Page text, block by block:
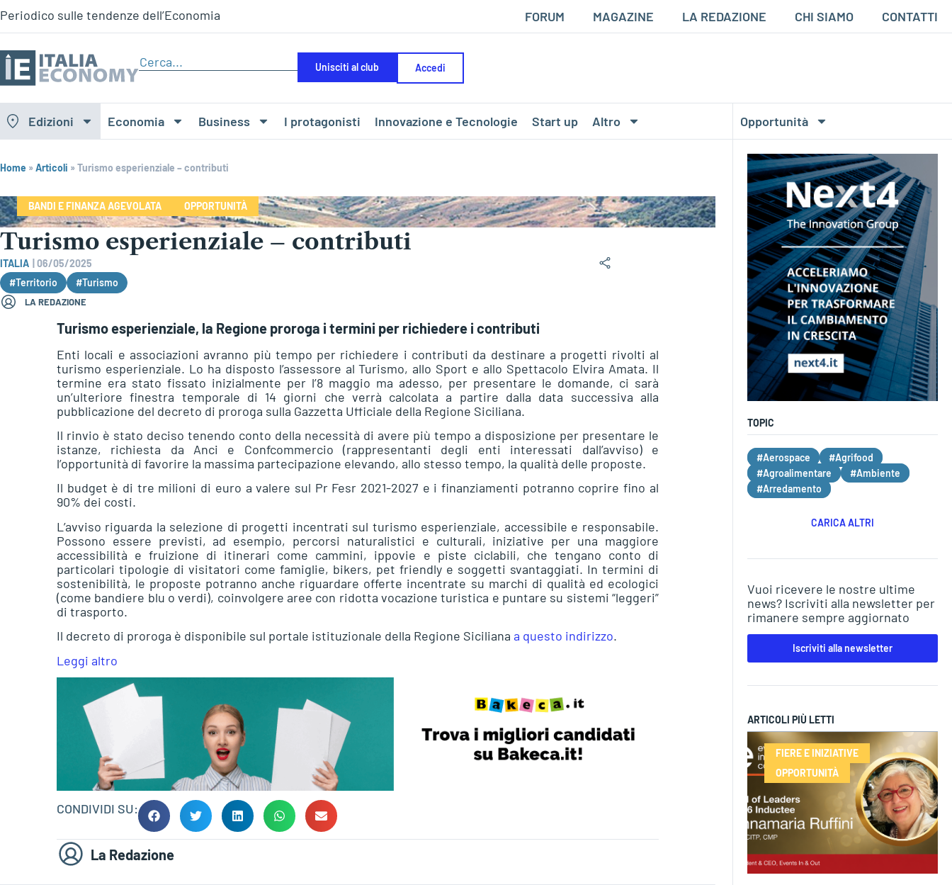
Periodico sulle tendenze dell’Economia FORUM MAGAZINE LA REDAZIONE CHI SIAMO CONTATTI
Unisciti al club Accedi
Edizioni Economia Business I protagonisti Innovazione e Tecnologie Start up Altro Opportunità
Home »Articoli »Turismo esperienziale – contributi
BANDI E FINANZA AGEVOLATA OPPORTUNITÀ
Turismo esperienziale – contributi
ITALIA
06/05/2025
#Territorio
#Turismo
LA REDAZIONE
Turismo esperienziale, la Regione proroga i termini per richiedere i contributi
Enti locali e associazioni avranno più tempo per richiedere i contributi da destinare a progetti rivolti al
turismo esperienziale. Lo ha disposto l’assessore al Turismo, allo Sport e allo Spettacolo Elvira Amata. Il
termine era stato fissato inizialmente per l’8 maggio ma adesso, per presentare le domande, ci sarà
un’ulteriore finestra temporale di 14 giorni che verrà calcolata a partire dalla data successiva alla
pubblicazione del decreto di proroga sulla Gazzetta Ufficiale della Regione Siciliana.
Il rinvio è stato deciso tenendo conto della necessità di avere più tempo a disposizione per presentare le
istanze, richiesta da Anci e Confcommercio (rappresentanti degli enti interessati dall’avviso) e
l’opportunità di favorire la massima partecipazione elevando, allo stesso tempo, la qualità delle proposte.
Il budget è di tre milioni di euro a valere sul Pr Fesr 2021-2027 e i finanziamenti potranno coprire fino al
90% dei costi.
L’avviso riguarda la selezione di progetti incentrati sul turismo esperienziale, accessibile e responsabile.
Possono essere previsti, ad esempio, percorsi naturalistici e culturali, iniziative per una maggiore
accessibilità e fruizione di itinerari come cammini, ippovie e piste ciclabili, che tengano conto di
particolari tipologie di visitatori come famiglie, bikers, pet friendly e soggetti svantaggiati. In termini di
sostenibilità, le proposte potranno anche riguardare offerte incentrate su marchi di qualità ed ecologici
(come bandiere blu o verdi), coinvolgere aree con ridotta vocazione turistica e puntare su sistemi “leggeri”
di trasporto.
Il decreto di proroga è disponibile sul portale istituzionale della Regione Siciliana a questo indirizzo.
Leggi altro
CONDIVIDI SU:
La Redazione
TOPIC
#Aerospace
#Agrifood
#Agroalimentare
#Ambiente
#Arredamento
CARICA ALTRI
Vuoi ricevere le nostre ultime
news? Iscriviti alla newsletter per
rimanere sempre aggiornato
Iscriviti alla newsletter
ARTICOLI PIÙ LETTI
FIERE E INIZIATIVE
OPPORTUNITÀ